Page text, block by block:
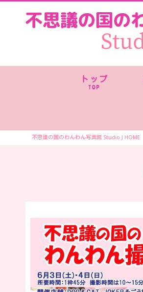
トップ
TOP
不思議の国のわんわん写真館 Studio J HOME